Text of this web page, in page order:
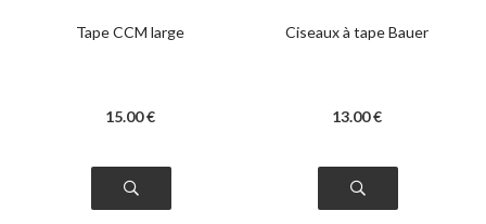
Tape CCM large
15.00 €
Ciseaux à tape Bauer
13.00 €